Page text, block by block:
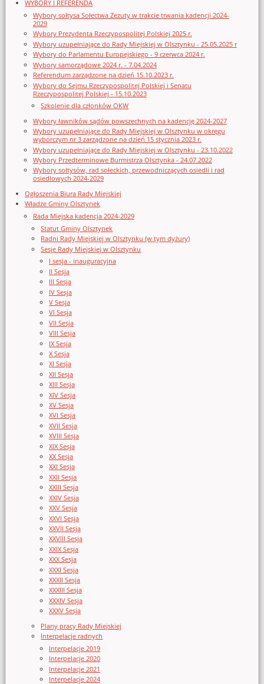
WYBORY I REFERENDA
Wybory sołtysa Sołectwa Zezuty w trakcie trwania kadencji 2024-
2029
Wybory Prezydenta Rzeczypospolitej Polskiej 2025 r.
Wybory uzupełniające do Rady Miejskiej w Olsztynku - 25.05.2025 r
Wybory do Parlamentu Europejskiego - 9 czerwca 2024 r.
Wybory samorządowe 2024 r. - 7.04.2024
Referendum zarządzone na dzień 15.10.2023 r.
Wybory do Sejmu Rzeczypospolitej Polskiej i Senatu
Rzeczypospolitej Polskiej - 15.10.2023
Szkolenie dla członków OKW
Wybory ławników sądów powszechnych na kadencję 2024-2027
Wybory uzupełniające do Rady Miejskiej w Olsztynku w okręgu
wyborczym nr 3 zarządzone na dzień 15 stycznia 2023 r.
Wybory uzupełniające do Rady Miejskiej w Olsztynku - 23.10.2022
Wybory Przedterminowe Burmistrza Olsztynka - 24.07.2022
Wybory sołtysów, rad sołeckich, przewodniczących osiedli i rad
osiedlowych 2024-2029
Ogłoszenia Biura Rady Miejskiej
Władze Gminy Olsztynek
Rada Miejska kadencja 2024-2029
Statut Gminy Olsztynek
Radni Rady Miejskiej w Olsztynku (w tym dyżury)
Sesje Rady Miejskiej w Olsztynku
I sesja - inauguracyjna
II Sesja
III Sesja
IV Sesja
V Sesja
VI Sesja
VII Sesja
VIII Sesja
IX Sesja
X Sesja
XI Sesja
XII Sesja
XIII Sesja
XIV Sesja
XV Sesja
XVI Sesja
XVII Sesja
XVIII Sesja
XIX Sesja
XX Sesja
XXI Sesja
XXII Sesja
XXIII Sesja
XXIV Sesja
XXV Sesja
XXVI Sesja
XXVII Sesja
XXVIII Sesja
XXIX Sesja
XXX Sesja
XXXI Sesja
XXXII Sesja
XXXIII Sesja
XXXIV Sesja
XXXV Sesja
Plany pracy Rady Miejskiej
Interpelacje radnych
Interpelacje 2019
Interpelacje 2020
Interpelacje 2021
Interpelacje 2024